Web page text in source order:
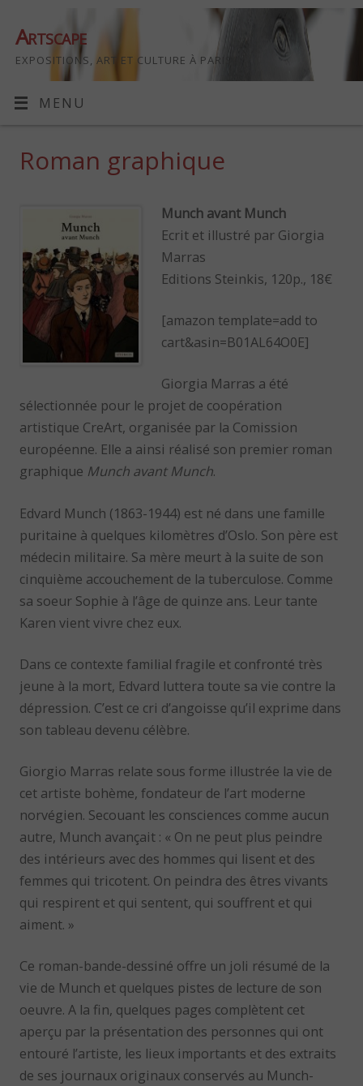
Artscape
EXPOSITIONS, ART ET CULTURE À PARIS
MENU
Roman graphique
Munch avant Munch
Ecrit et illustré par Giorgia
Marras
Editions Steinkis, 120p., 18€
[amazon template=add to
cart&asin=B01AL64O0E]
Giorgia Marras a été
sélectionnée pour le projet de coopération
artistique CreArt, organisée par la Comission
européenne. Elle a ainsi réalisé son premier roman
graphique Munch avant Munch.
Edvard Munch (1863-1944) est né dans une famille
puritaine à quelques kilomètres d’Oslo. Son père est
médecin militaire. Sa mère meurt à la suite de son
cinquième accouchement de la tuberculose. Comme
sa soeur Sophie à l’âge de quinze ans. Leur tante
Karen vient vivre chez eux.
Dans ce contexte familial fragile et confronté très
jeune à la mort, Edvard luttera toute sa vie contre la
dépression. C’est ce cri d’angoisse qu’il exprime dans
son tableau devenu célèbre.
Giorgio Marras relate sous forme illustrée la vie de
cet artiste bohème, fondateur de l’art moderne
norvégien. Secouant les consciences comme aucun
autre, Munch avançait : « On ne peut plus peindre
des intérieurs avec des hommes qui lisent et des
femmes qui tricotent. On peindra des êtres vivants
qui respirent et qui sentent, qui souffrent et qui
aiment. »
Ce roman-bande-dessiné offre un joli résumé de la
vie de Munch et quelques pistes de lecture de son
oeuvre. A la fin, quelques pages complètent cet
aperçu par la présentation des personnes qui ont
entouré l’artiste, les lieux importants et des extraits
de ses journaux originaux conservés au Munch-